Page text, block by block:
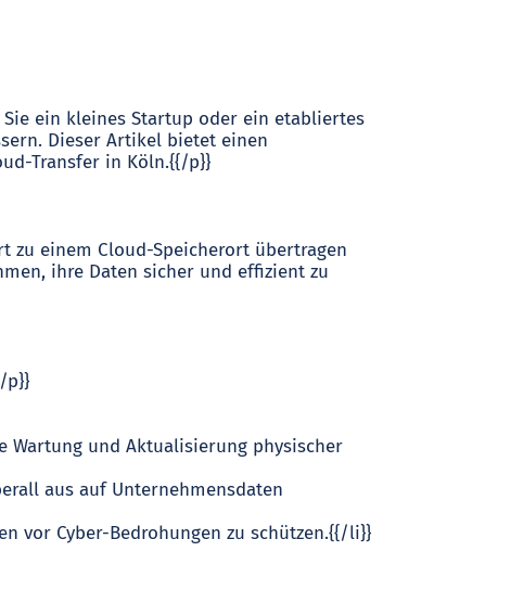
ein kleines Startup oder ein etabliertes
Dieser Artikel bietet einen
Transfer in Köln.{{/p}}
zu einem Cloud-Speicherort übertragen
ihre Daten sicher und effizient zu
p}}
Wartung und Aktualisierung physischer
aus auf Unternehmensdaten
vor Cyber-Bedrohungen zu schützen.{{/li}}